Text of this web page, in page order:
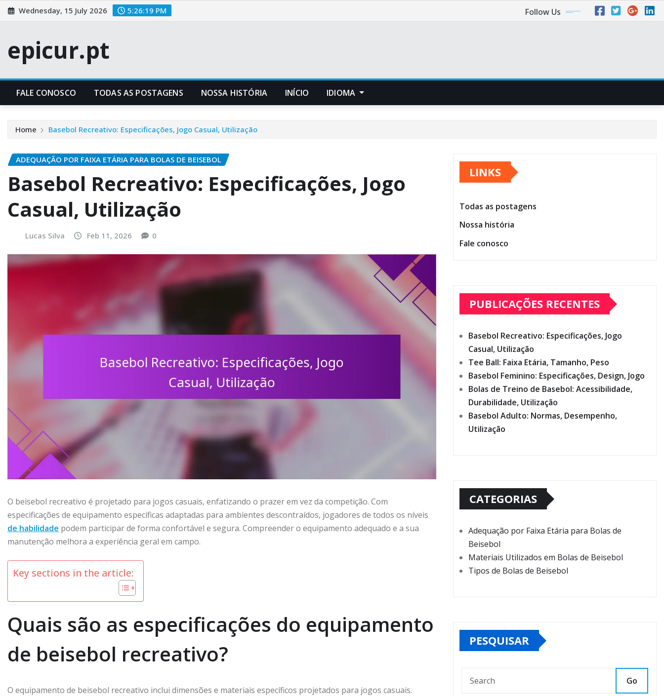
Skip
to
Wednesday, 15 July 2026 5:26:20 PM Follow Us
epicur.pt
FALE CONOSCO TODAS AS POSTAGENS NOSSA HISTÓRIA INÍCIO IDIOMA
Home Basebol Recreativo: Especificações, Jogo Casual, Utilização
ADEQUAÇÃO POR FAIXA ETÁRIA PARA BOLAS DE BEISEBOL
Basebol Recreativo: Especificações, Jogo
Casual, Utilização
Lucas Silva Feb 11, 2026 0
O beisebol recreativo é projetado para jogos casuais, enfatizando o prazer em vez da competição. Com
especificações de equipamento específicas adaptadas para ambientes descontraídos, jogadores de todos os níveis
de habilidade podem participar de forma confortável e segura. Compreender o equipamento adequado e a sua
manutenção melhora a experiência geral em campo.
Key sections in the article:
Quais são as especificações do equipamento
de beisebol recreativo?
O equipamento de beisebol recreativo inclui dimensões e materiais específicos projetados para jogos casuais.
LINKS
Todas as postagens
Nossa história
Fale conosco
PUBLICAÇÕES RECENTES
Basebol Recreativo: Especificações, Jogo
Casual, Utilização
Tee Ball: Faixa Etária, Tamanho, Peso
Basebol Feminino: Especificações, Design, Jogo
Bolas de Treino de Basebol: Acessibilidade,
Durabilidade, Utilização
Basebol Adulto: Normas, Desempenho,
Utilização
CATEGORIAS
Adequação por Faixa Etária para Bolas de
Beisebol
Materiais Utilizados em Bolas de Beisebol
Tipos de Bolas de Beisebol
PESQUISAR
Go